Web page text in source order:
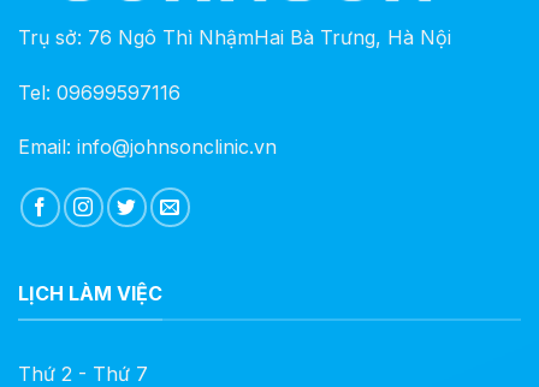
Trụ sở: 76 Ngô Thì NhậmHai Bà Trưng, Hà Nội
Tel: 09699597116
Email: info@johnsonclinic.vn
LỊCH LÀM VIỆC
Thứ 2 - Thứ 7